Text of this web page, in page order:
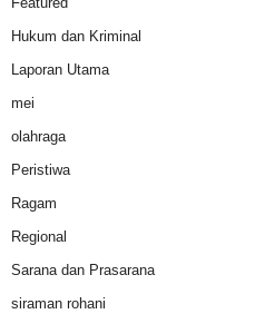
Hukum dan Kriminal
Laporan Utama
mei
olahraga
Peristiwa
Ragam
Regional
Sarana dan Prasarana
siraman rohani